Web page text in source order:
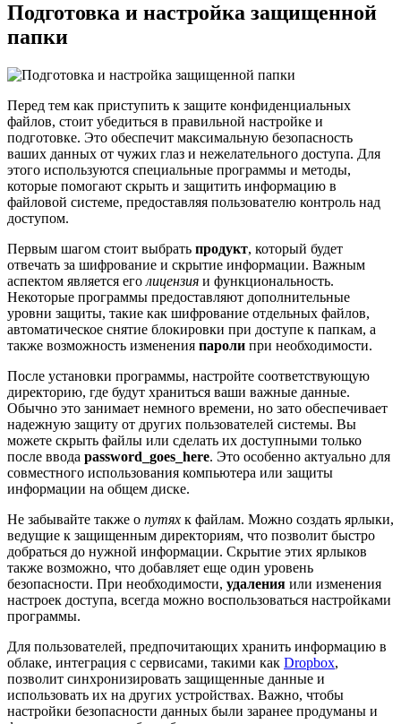
Подготовка и настройка защищенной
папки
Перед тем как приступить к защите конфиденциальных
файлов, стоит убедиться в правильной настройке и
подготовке. Это обеспечит максимальную безопасность
ваших данных от чужих глаз и нежелательного доступа. Для
этого используются специальные программы и методы,
которые помогают скрыть и защитить информацию в
файловой системе, предоставляя пользователю контроль над
доступом.
Первым шагом стоит выбрать продукт, который будет
отвечать за шифрование и скрытие информации. Важным
аспектом является его лицензия и функциональность.
Некоторые программы предоставляют дополнительные
уровни защиты, такие как шифрование отдельных файлов,
автоматическое снятие блокировки при доступе к папкам, а
также возможность изменения пароли при необходимости.
После установки программы, настройте соответствующую
директорию, где будут храниться ваши важные данные.
Обычно это занимает немного времени, но зато обеспечивает
надежную защиту от других пользователей системы. Вы
можете скрыть файлы или сделать их доступными только
после ввода password_goes_here. Это особенно актуально для
совместного использования компьютера или защиты
информации на общем диске.
Не забывайте также о путях к файлам. Можно создать ярлыки,
ведущие к защищенным директориям, что позволит быстро
добраться до нужной информации. Скрытие этих ярлыков
также возможно, что добавляет еще один уровень
безопасности. При необходимости, удаления или изменения
настроек доступа, всегда можно воспользоваться настройками
программы.
Для пользователей, предпочитающих хранить информацию в
облаке, интеграция с сервисами, такими как Dropbox,
позволит синхронизировать защищенные данные и
использовать их на других устройствах. Важно, чтобы
настройки безопасности данных были заранее продуманы и